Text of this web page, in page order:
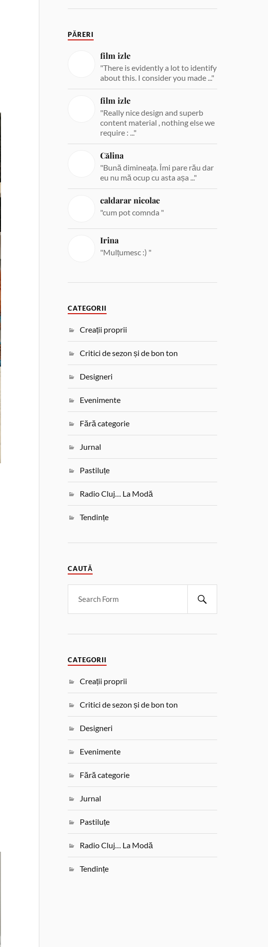
PĂRERI
film izle
"There is evidently a lot to identify
about this. I consider you made ..."
film izle
"Really nice design and superb
content material , nothing else we
require : ..."
Călina
"Bună dimineața. Îmi pare rău dar
eu nu mă ocup cu asta așa ..."
caldarar nicolae
"cum pot comnda "
Irina
"Mulțumesc :) "
CATEGORII
Creații proprii
Critici de sezon și de bon ton
Designeri
Evenimente
Fără categorie
Jurnal
Pastiluțe
Radio Cluj… La Modă
Tendințe
CAUTĂ
CATEGORII
Creații proprii
Critici de sezon și de bon ton
Designeri
Evenimente
Fără categorie
Jurnal
Pastiluțe
Radio Cluj… La Modă
Tendințe